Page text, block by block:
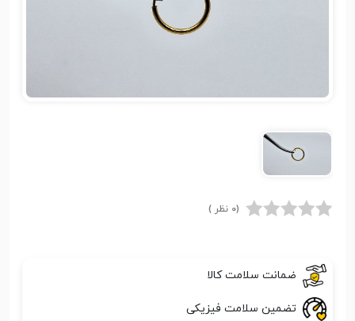
(0 نظر )
ضمانت سلامت کالا
تضمین سلامت فیزیکی